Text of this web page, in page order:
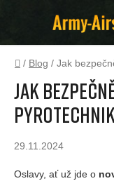
Domů
/ Blog / Jak
Jak
29.11.2024
Oslavy, ať už jde o